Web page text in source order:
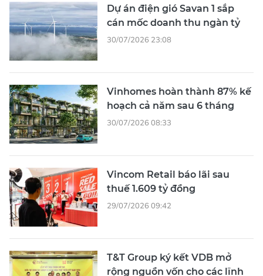
Dự án điện gió Savan 1 sắp
cán mốc doanh thu ngàn tỷ
30/07/2026 23:08
Vinhomes hoàn thành 87% kế
hoạch cả năm sau 6 tháng
30/07/2026 08:33
Vincom Retail báo lãi sau
thuế 1.609 tỷ đồng
29/07/2026 09:42
T&T Group ký kết VDB mở
rộng nguồn vốn cho các lĩnh